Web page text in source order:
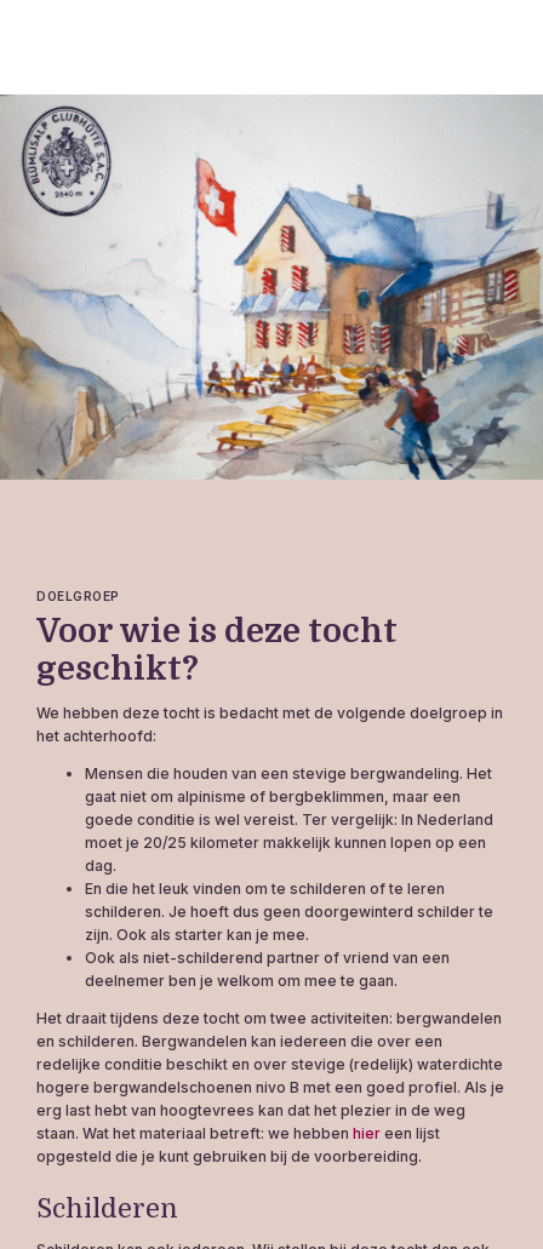
DOELGROEP
Voor wie is deze tocht
geschikt?
We hebben deze tocht is bedacht met de volgende doelgroep in
het achterhoofd:
Mensen die houden van een stevige bergwandeling. Het
gaat niet om alpinisme of bergbeklimmen, maar een
goede conditie is wel vereist. Ter vergelijk: In Nederland
moet je 20/25 kilometer makkelijk kunnen lopen op een
dag.
En die het leuk vinden om te schilderen of te leren
schilderen. Je hoeft dus geen doorgewinterd schilder te
zijn. Ook als starter kan je mee.
Ook als niet-schilderend partner of vriend van een
deelnemer ben je welkom om mee te gaan.
Het draait tijdens deze tocht om twee activiteiten: bergwandelen
en schilderen. Bergwandelen kan iedereen die over een
redelijke conditie beschikt en over stevige (redelijk) waterdichte
hogere bergwandelschoenen nivo B met een goed profiel. Als je
erg last hebt van hoogtevrees kan dat het plezier in de weg
staan. Wat het materiaal betreft: we hebben hier een lijst
opgesteld die je kunt gebruiken bij de voorbereiding.
Schilderen